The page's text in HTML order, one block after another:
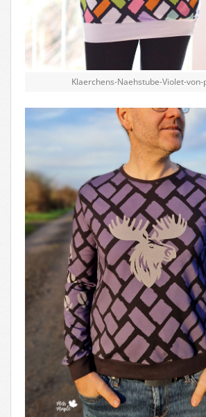
Klaerchens-Naehstube-Violet-